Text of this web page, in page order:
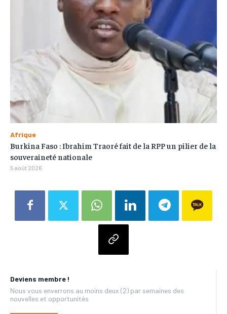
Deviens membre !
Nous vous enverrons au moins deux (2) par semaines des
nouvelles et opportunités
Afrique
Burkina Faso : Ibrahim Traoré fait de la RPP un pilier de la
souveraineté nationale
5 août 2026